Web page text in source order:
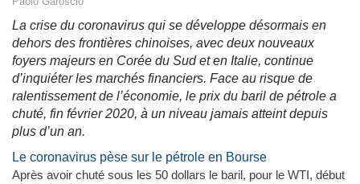
La crise du coronavirus qui se développe désormais en
dehors des frontières chinoises, avec deux nouveaux
foyers majeurs en Corée du Sud et en Italie, continue
d’inquiéter les marchés financiers. Face au risque de
ralentissement de l’économie, le prix du baril de pétrole a
chuté, fin février 2020, à un niveau jamais atteint depuis
plus d’un an.
Le coronavirus pèse sur le pétrole en Bourse
Après avoir chuté sous les 50 dollars le baril, pour le WTI, début